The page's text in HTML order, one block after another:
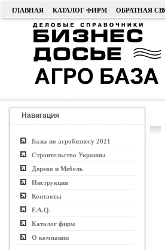
ГЛАВНАЯ КАТАЛОГ ФИРМ ОБРАТНАЯ
Навигация
Базы по агробизнесу 2021
Строительство Украины
Дерево и Мебель
Инструкция
Контакты
F.A.Q.
Каталог фирм
О компании